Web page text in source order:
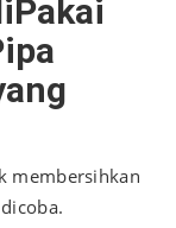
membersihkan